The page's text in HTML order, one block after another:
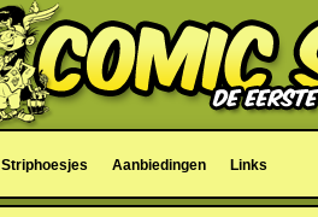
Striphoesjes Aanbiedingen Links